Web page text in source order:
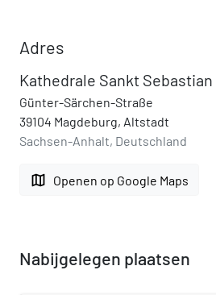
Adres
Kathedrale Sankt Sebastian
Günter-Särchen-Straße
39104 Magdeburg, Altstadt
Sachsen-Anhalt, Deutschland
map Openen op Google Maps
Nabijgelegen plaatsen